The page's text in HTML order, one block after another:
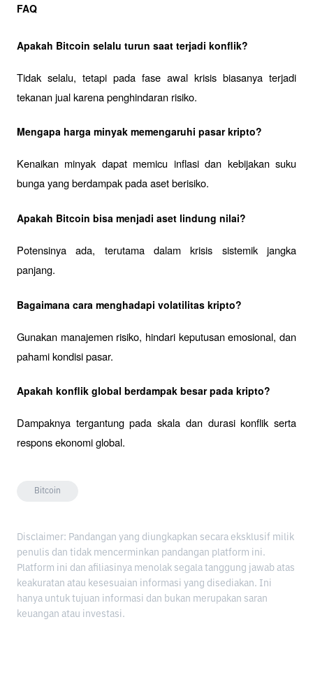
FAQ
Apakah Bitcoin selalu turun saat terjadi konflik?
Tidak selalu, tetapi pada fase awal krisis biasanya terjadi
tekanan jual karena penghindaran risiko.
Mengapa harga minyak memengaruhi pasar kripto?
Kenaikan minyak dapat memicu inflasi dan kebijakan suku
bunga yang berdampak pada aset berisiko.
Apakah Bitcoin bisa menjadi aset lindung nilai?
Potensinya ada, terutama dalam krisis sistemik jangka
panjang.
Bagaimana cara menghadapi volatilitas kripto?
Gunakan manajemen risiko, hindari keputusan emosional, dan
pahami kondisi pasar.
Apakah konflik global berdampak besar pada kripto?
Dampaknya tergantung pada skala dan durasi konflik serta
respons ekonomi global.
Bitcoin
Disclaimer: Pandangan yang diungkapkan secara eksklusif milik
penulis dan tidak mencerminkan pandangan platform ini.
Platform ini dan afiliasinya menolak segala tanggung jawab atas
keakuratan atau kesesuaian informasi yang disediakan. Ini
hanya untuk tujuan informasi dan bukan merupakan saran
keuangan atau investasi.